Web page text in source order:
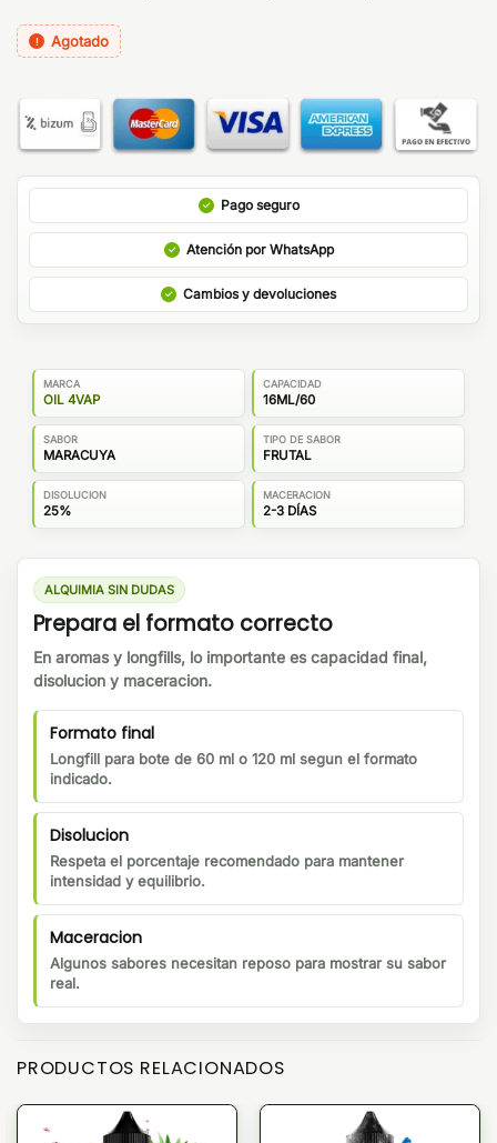
Agotado
Pago seguro
Atención por WhatsApp
Cambios y devoluciones
MARCA
OIL 4VAP
CAPACIDAD
16ML/60
SABOR
MARACUYA
TIPO DE SABOR
FRUTAL
DISOLUCION
25%
MACERACION
2-3 DÍAS
ALQUIMIA SIN DUDAS
Prepara el formato correcto
En aromas y longfills, lo importante es capacidad final,
disolucion y maceracion.
Formato final
Longfill para bote de 60 ml o 120 ml segun el formato
indicado.
Disolucion
Respeta el porcentaje recomendado para mantener
intensidad y equilibrio.
Maceracion
Algunos sabores necesitan reposo para mostrar su sabor
real.
PRODUCTOS RELACIONADOS